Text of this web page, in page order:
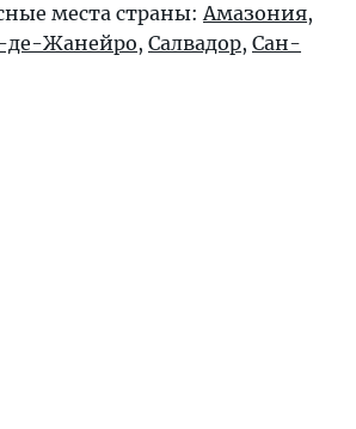
места страны:Амазония,
де-Жанейро, Салвадор, Сан-